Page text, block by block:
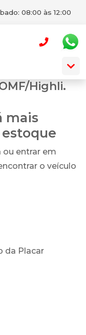
08:00 às 12:00
Highli.
mais
ou entrar em
o veículo
da Placar